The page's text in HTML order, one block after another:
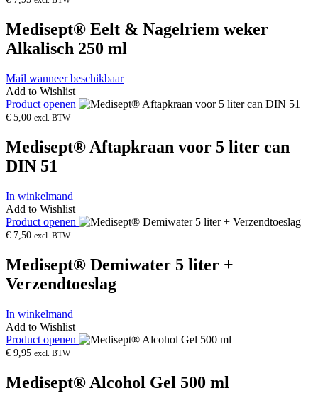
Medisept® Eelt & Nagelriem weker
Alkalisch 250 ml
Mail wanneer beschikbaar
Add to Wishlist
Product openen
€ 5,00 excl. BTW
Medisept® Aftapkraan voor 5 liter can
DIN 51
In winkelmand
Add to Wishlist
Product openen
€ 7,50 excl. BTW
Medisept® Demiwater 5 liter +
Verzendtoeslag
In winkelmand
Add to Wishlist
Product openen
€ 9,95 excl. BTW
Medisept® Alcohol Gel 500 ml